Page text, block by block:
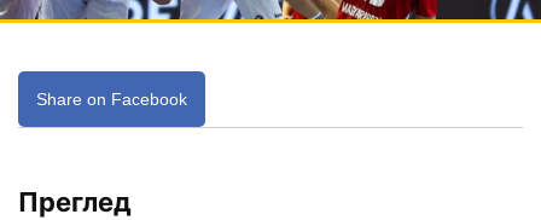
Share on Facebook
Преглед